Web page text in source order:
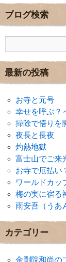
ブログ検索
最新の投稿
お寺と元号
幸せを呼ぶ？
掃除で悟りを
夜長と長夜
灼熱地獄
富士山でご来
お寺で厄払い
ワールドカッ
梅の実に宿る
雨安吾（うあ
カテゴリー
金剛院和尚の